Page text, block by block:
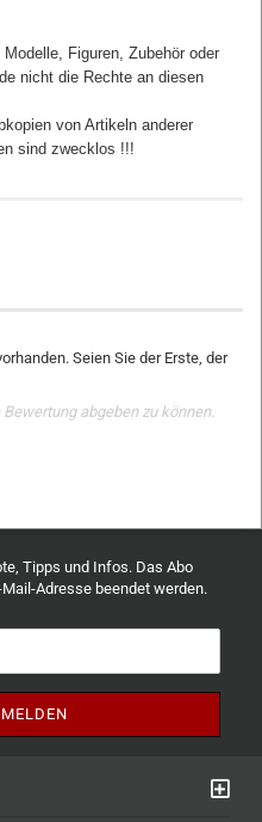
Figuren, Zubehör oder
nicht die Rechte an diesen
von Artikeln anderer
sind zwecklos !!!
Seien Sie der Erste, der
abgeben zu können.
Tipps und Infos. Das Abo
Adresse beendet werden.